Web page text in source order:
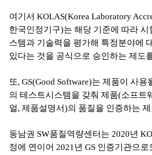
여기서 KOLAS(Korea Laboratory
한국인정기구)는 해당 기준에 따라 시
스템과 기술력을 평가해 특정분야에
있다는 것을 공식으로 승인하는 제도
또, GS(Good Software)는 제품이 사용
의 테스트시스템을 갖춰 제품(소프트
얼, 제품설명서)의 품질을 인증하는
동남권 SW품질역량센터는 2020년
정에 연이어 2021년 GS 인증기관으